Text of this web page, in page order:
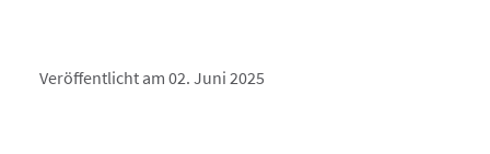
Veröffentlicht am 02. Juni 2025